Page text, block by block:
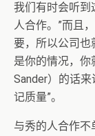
我们有时会听到
人合作。”而且
要，所以公司也
是你的情况，你
Sander）的话
记质量”。
与秀的人合作